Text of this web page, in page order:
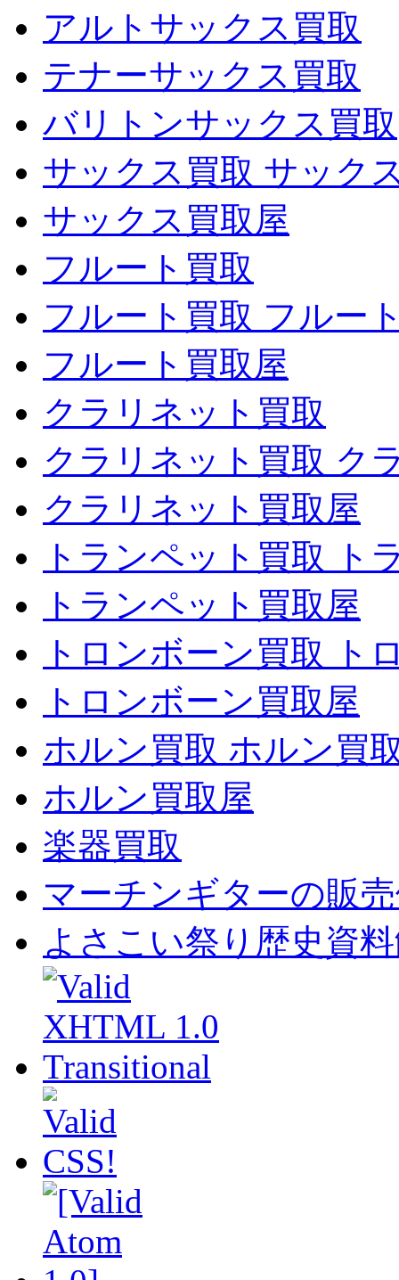
アルトサックス買取
テナーサックス買取
バリトンサックス買取
サックス買取 サック
サックス買取屋
フルート買取
フルート買取 フルー
フルート買取屋
クラリネット買取
クラリネット買取 ク
クラリネット買取屋
トランペット買取 ト
トランペット買取屋
トロンボーン買取 ト
トロンボーン買取屋
ホルン買取 ホルン買
ホルン買取屋
楽器買取
マーチンギターの販
よさこい祭り歴史資